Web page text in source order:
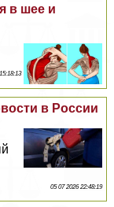
в шее и
в России
05 07 2026 22:48:19